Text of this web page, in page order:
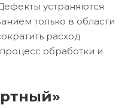
устраняются
только в области
расход
обработки и